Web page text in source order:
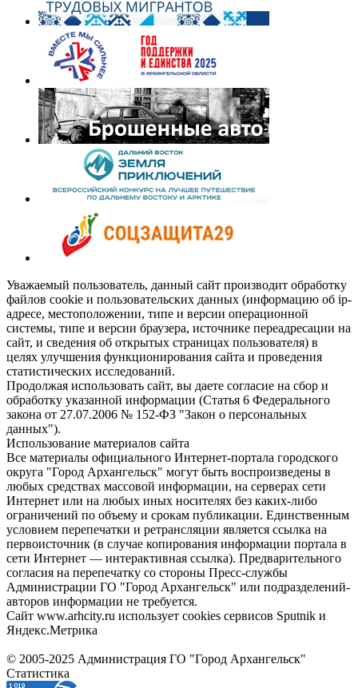
Уважаемый пользователь, данный сайт производит обработку
файлов cookie и пользовательских данных (информацию об ip-
адресе, местоположении, типе и версии операционной
системы, типе и версии браузера, источнике переадресации на
сайт, и сведения об открытых страницах пользователя) в
целях улучшения функционирования сайта и проведения
статистических исследований.
Продолжая использовать сайт, вы даете согласие на сбор и
обработку указанной информации (Статья 6 Федерального
закона от 27.07.2006 № 152-ФЗ "Закон о персональных
данных").
Использование материалов сайта
Все материалы официального Интернет-портала городского
округа "Город Архангельск" могут быть воспроизведены в
любых средствах массовой информации, на серверах сети
Интернет или на любых иных носителях без каких-либо
ограничений по объему и срокам публикации. Единственным
условием перепечатки и ретрансляции является ссылка на
первоисточник (в случае копирования информации портала в
сети Интернет — интерактивная ссылка). Предварительного
согласия на перепечатку со стороны Пресс-службы
Администрации ГО "Город Архангельск" или подразделений-
авторов информации не требуется.
Сайт www.arhcity.ru использует cookies сервисов Sputnik и
Яндекс.Метрика
© 2005-2025 Администрация ГО "Город Архангельск"
Статистика